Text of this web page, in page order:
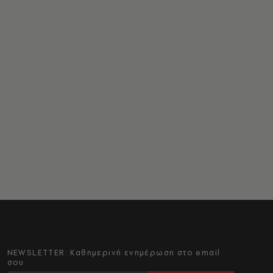
NEWSLETTER: Καθημερινή ενημέρωση στο email
σου